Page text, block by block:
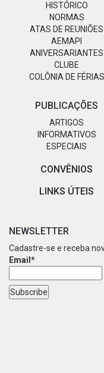
HISTÓRICO
NORMAS
ATAS DE REUNIÕES
AEMAPI
ANIVERSARIANTES
CLUBE
COLÔNIA DE FÉRIAS
PUBLICAÇÕES
ARTIGOS
INFORMATIVOS
ESPECIAIS
CONVÊNIOS
LINKS ÚTEIS
NEWSLETTER
Cadastre-se e receba
Email*